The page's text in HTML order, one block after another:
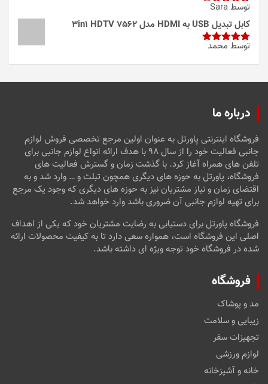
امتیاز4
از 5
توسط Sara
کابل تبدیل USB به HDMI مدل 3in1 HDTV 7562
امتیاز5از
توسط محمد
درباره ما
فروشگاه اینترنتی پاورتل به عنوان اولین مرجع تخصصی فروش لوازم
جانبی فعالیت خود را از سال ۹۸ با هدف ارائه انواع لوازم جانبی برای
تلفن های همراه آغاز کرد. با گذشت زمان و گسترش فعالیت های
فروشگاه، پاورتل به حوزه های دیگری همچون تبلت و … وارد شد و به
اقتضای زمان و نیاز مشتریان نیز به حوزه های دیگری که وجود یک مرجع
برای تهیه لوازم جانبی آن ضروری باشد وارد خواهد شد.
فروشگاه پاورتل برای دستیابی به رضایت مشتریان خود که یکی از اهداف
اصلی این فروشگاه است، همواره سعی دارد تا به کیفیت محصولات ارائه
شده در فروشگاه خود توجه ویژه ای داشته باشد.
فروشگاه
مد و پوشاک
زیبایی و سلامت
تجهیزات سفر
لوازم ورزشی
خانه و آشپزخانه